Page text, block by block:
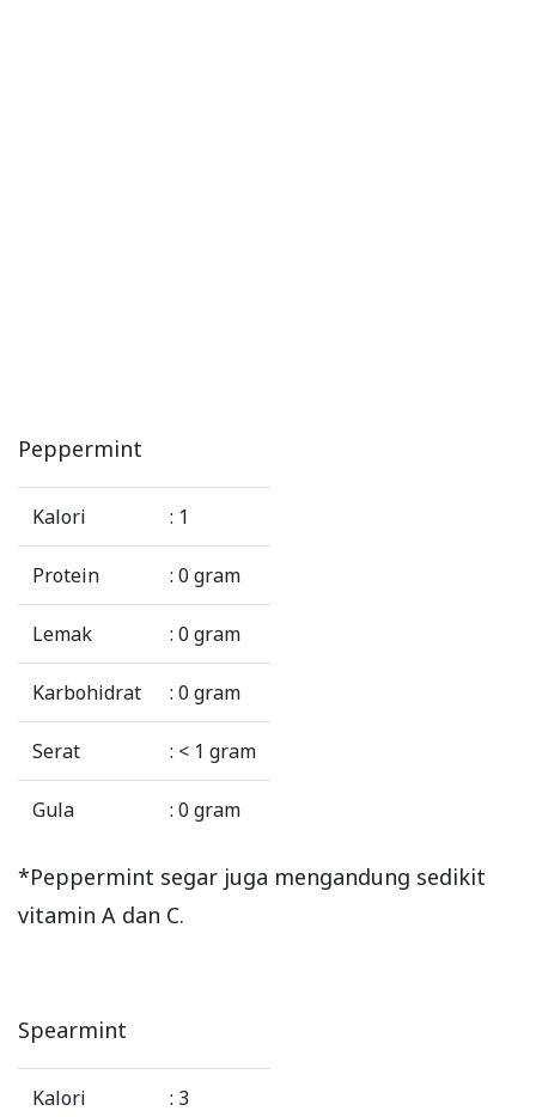
Peppermint
Kalori : 1
Protein : 0 gram
Lemak : 0 gram
Karbohidrat : 0 gram
Serat : < 1 gram
Gula : 0 gram
*Peppermint segar juga mengandung sedikit
vitamin A dan C.
Spearmint
Kalori : 3